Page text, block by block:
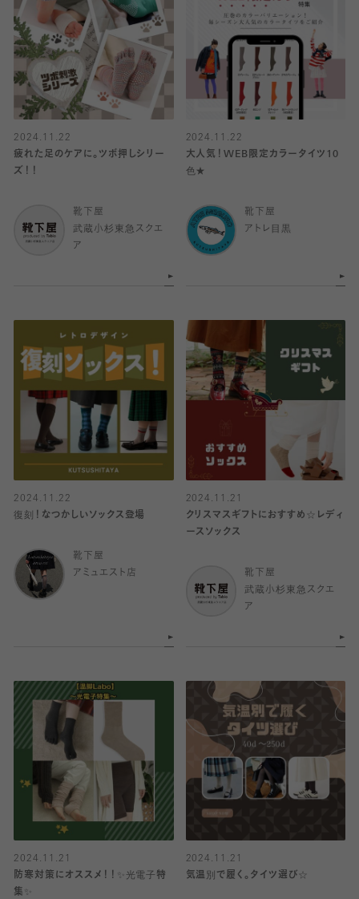
2024.11.22
疲れた足のケアに。ツボ押しシリー
ズ！！
靴下屋
武蔵小杉東急スクエ
ア
2024.11.22
大人気！WEB限定カラータイツ10
色★
靴下屋
アトレ目黒
2024.11.22
復刻！なつかしいソックス登場
靴下屋
アミュエスト店
2024.11.21
クリスマスギフトにおすすめ☆レディ
ースソックス
靴下屋
武蔵小杉東急スクエ
ア
2024.11.21
防寒対策にオススメ！！✨光電子特
集✨
2024.11.21
気温別で履く。タイツ選び☆